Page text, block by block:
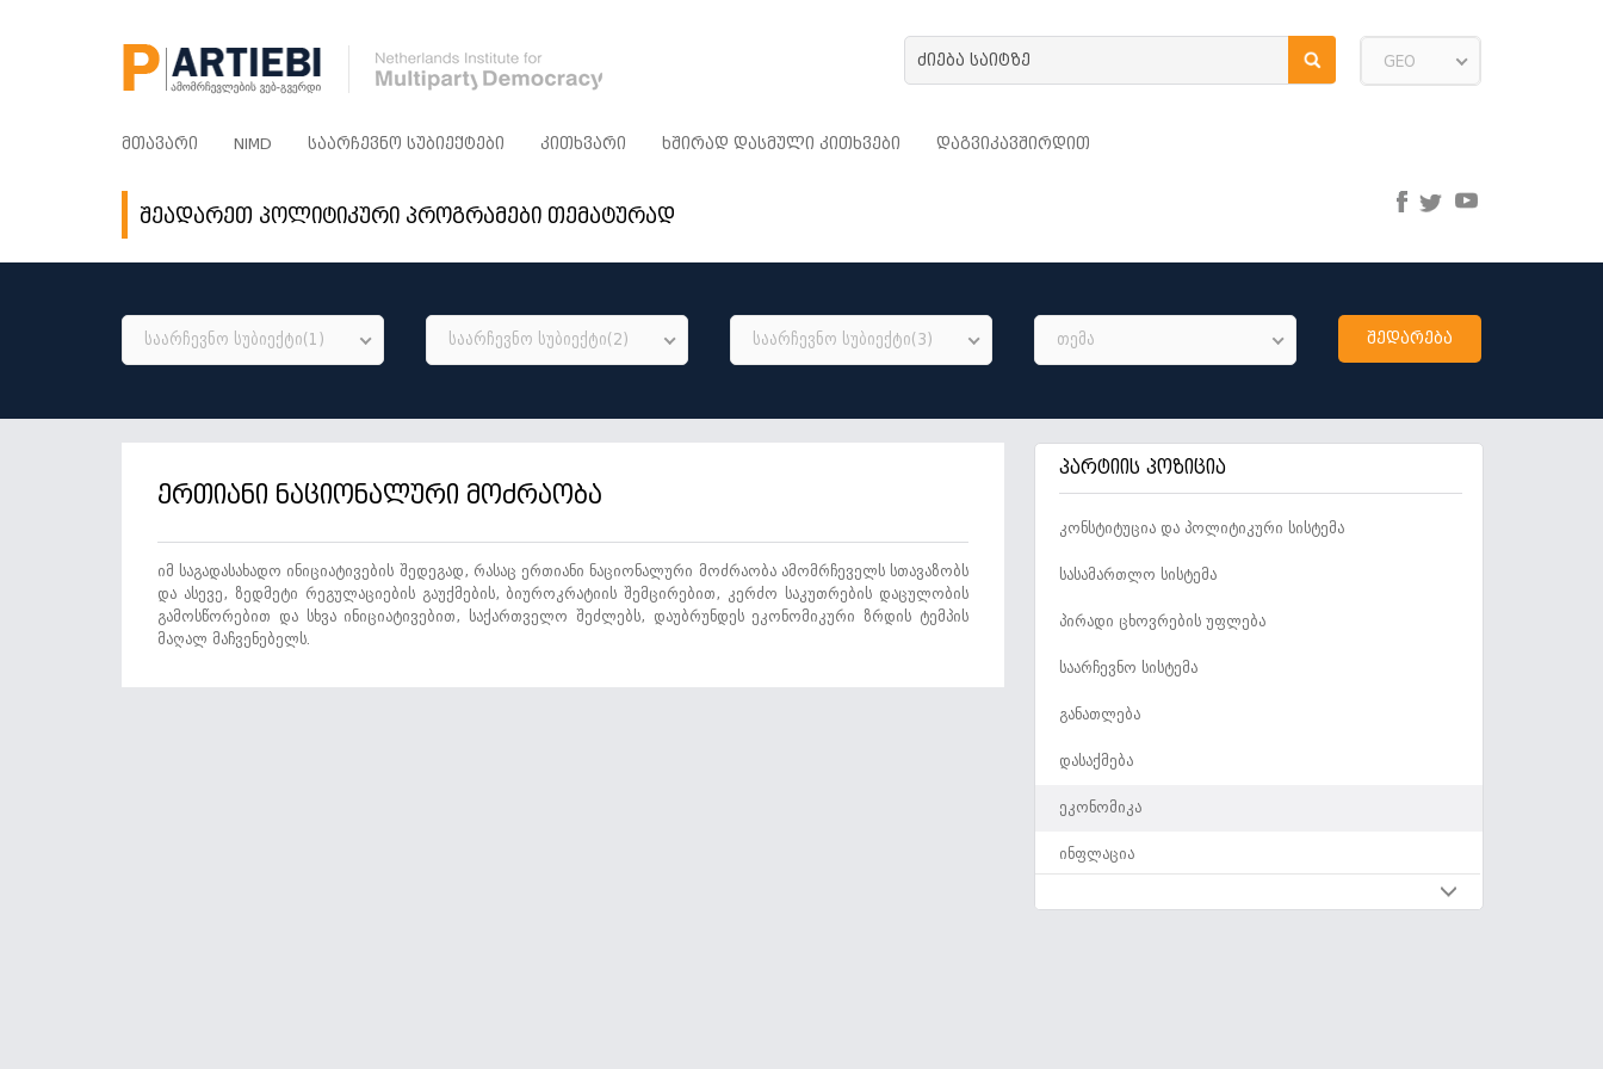
GEO
ᲛᲗᲐᲕᲐᲠᲘ NIMD ᲡᲐᲐᲠᲩᲔᲕᲜᲝ ᲡᲣᲑᲘᲔᲥᲢᲔᲑᲘ ᲙᲘᲗᲮᲕᲐᲠᲘ ᲮᲨᲘᲠᲐᲓ ᲓᲐᲡᲛᲣᲚᲘ ᲙᲘᲗᲮᲕᲔᲑᲘ ᲓᲐᲒᲕᲘᲙᲐᲕᲨᲘᲠᲓᲘᲗ
შეადარეთ პოლიტიკური პროგრამები თემატურად
საარჩევნო სუბიექტი(1) საარჩევნო სუბიექტი(2) საარჩევნო სუბიექტი(3) თემა
ერთიანი ნაციონალური მოძრაობა
იმ საგადასახადო ინიციატივების შედეგად, რასაც ერთიანი ნაციონალური მოძრაობა ამომრჩეველს სთავაზობს
და ასევე, ზედმეტი რეგულაციების გაუქმების, ბიუროკრატიის შემცირებით, კერძო საკუთრების დაცულობის
გამოსწორებით და სხვა ინიციატივებით, საქართველო შეძლებს, დაუბრუნდეს ეკონომიკური ზრდის ტემპის
მაღალ მაჩვენებელს.
პარტიის პოზიცია
კონსტიტუცია და პოლიტიკური სისტემა
სასამართლო სისტემა
პირადი ცხოვრების უფლება
საარჩევნო სისტემა
განათლება
დასაქმება
ეკონომიკა
ინფლაცია